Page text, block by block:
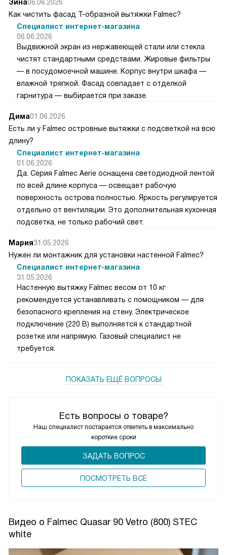
Есть вопросы о товаре?
Наш специалист постарается ответить в максимально
короткие сроки
ЗАДАТЬ ВОПРОС
ПОCМОТРЕТЬ ВСЕ
Зина06.06.2026
Как чистить фасад Т-образной вытяжки Falmec?
Специалист интернет-магазина
06.06.2026
Выдвижной экран из нержавеющей стали или стекла
чистят стандартными средствами. Жировые фильтры
— в посудомоечной машине. Корпус внутри шкафа —
влажной тряпкой. Фасад совпадает с отделкой
гарнитура — выбирается при заказе.
Дима01.06.2026
Есть ли у Falmec островные вытяжки с подсветкой на всю
длину?
Специалист интернет-магазина
01.06.2026
Да. Серия Falmec Aerie оснащена светодиодной лентой
по всей длине корпуса — освещает рабочую
поверхность острова полностью. Яркость регулируется
отдельно от вентиляции. Это дополнительная кухонная
подсветка, не только рабочий свет.
Мария31.05.2026
Нужен ли монтажник для установки настенной Falmec?
Специалист интернет-магазина
31.05.2026
Настенную вытяжку Falmec весом от 10 кг
рекомендуется устанавливать с помощником — для
безопасного крепления на стену. Электрическое
подключение (220 В) выполняется к стандартной
розетке или напрямую. Газовый специалист не
требуется.
ПОКАЗАТЬ ЕЩЁ ВОПРОСЫ
Видео о Falmec Quasar 90 Vetro (800) STEC
white